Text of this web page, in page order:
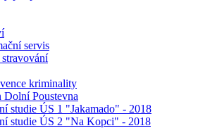
servis
kriminality
Dolní Poustevna
studie ÚS 1 "Jakamado" - 2018
studie ÚS 2 "Na Kopci" - 2018